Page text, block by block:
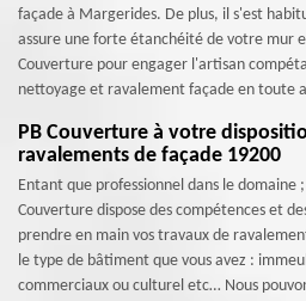
façade à Margerides. De plus, il s'est
assure une forte étanchéité de votre mur
Couverture pour engager l'artisan
nettoyage et ravalement façade en toute
PB Couverture à votre
ravalements de façade 19200
Entant que professionnel dans le domaine
Couverture dispose des compétences et
prendre en main vos travaux de
le type de bâtiment que vous avez :
commerciaux ou culturel etc… Nous